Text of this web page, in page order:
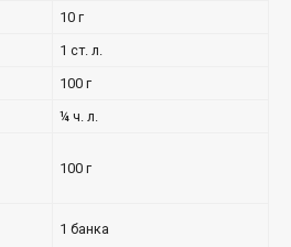
10 г
1 ст. л.
100 г
¼ ч. л.
100 г
1 банка